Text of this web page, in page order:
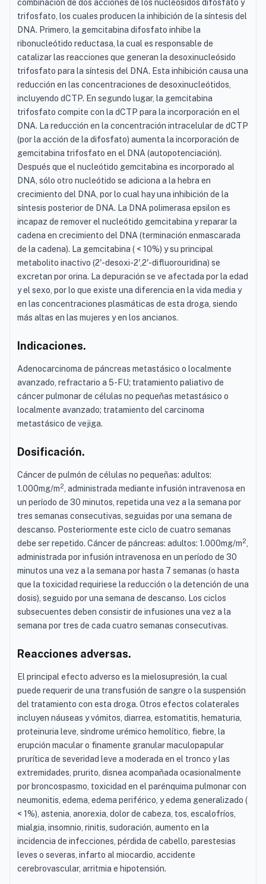
combinación de dos acciones de los nucleósidos difosfato y
trifosfato, los cuales producen la inhibición de la síntesis del
DNA. Primero, la gemcitabina difosfato inhibe la
ribonucleótido reductasa, la cual es responsable de
catalizar las reacciones que generan la desoxinucleósido
trifosfato para la síntesis del DNA. Esta inhibición causa una
reducción en las concentraciones de desoxinucleótidos,
incluyendo dCTP. En segundo lugar, la gemcitabina
trifosfato compite con la dCTP para la incorporación en el
DNA. La reducción en la concentración intracelular de dCTP
(por la acción de la difosfato) aumenta la incorporación de
gemcitabina trifosfato en el DNA (autopotenciación).
Después que el nucleótido gemcitabina es incorporado al
DNA, sólo otro nucleótido se adiciona a la hebra en
crecimiento del DNA, por lo cual hay una inhibición de la
síntesis posterior de DNA. La DNA polimerasa epsilon es
incapaz de remover el nucleótido gemcitabina y reparar la
cadena en crecimiento del DNA (terminación enmascarada
de la cadena). La gemcitabina ( < 10%) y su principal
metabolito inactivo (2'-desoxi-2',2'-difluorouridina) se
excretan por orina. La depuración se ve afectada por la edad
y el sexo, por lo que existe una diferencia en la vida media y
en las concentraciones plasmáticas de esta droga, siendo
más altas en las mujeres y en los ancianos.
Indicaciones.
Adenocarcinoma de páncreas metastásico o localmente
avanzado, refractario a 5-FU; tratamiento paliativo de
cáncer pulmonar de células no pequeñas metastásico o
localmente avanzado; tratamiento del carcinoma
metastásico de vejiga.
Dosificación.
Cáncer de pulmón de células no pequeñas: adultos:
1.000mg/m2 , administrada mediante infusión intravenosa en
un período de 30 minutos, repetida una vez a la semana por
tres semanas consecutivas, seguidas por una semana de
descanso. Posteriormente este ciclo de cuatro semanas
debe ser repetido. Cáncer de páncreas: adultos: 1.000mg/m2
administrada por infusión intravenosa en un período de 30
minutos una vez a la semana por hasta 7 semanas (o hasta
que la toxicidad requiriese la reducción o la detención de una
dosis), seguido por una semana de descanso. Los ciclos
subsecuentes deben consistir de infusiones una vez a la
semana por tres de cada cuatro semanas consecutivas.
Reacciones adversas.
El principal efecto adverso es la mielosupresión, la cual
puede requerir de una transfusión de sangre o la suspensión
del tratamiento con esta droga. Otros efectos colaterales
incluyen náuseas y vómitos, diarrea, estomatitis, hematuria,
proteinuria leve, síndrome urémico hemolítico, fiebre, la
erupción macular o finamente granular maculopapular
prurítica de severidad leve a moderada en el tronco y las
extremidades, prurito, disnea acompañada ocasionalmente
por broncospasmo, toxicidad en el parénquima pulmonar con
neumonitis, edema, edema periférico, y edema generalizado (
< 1%), astenia, anorexia, dolor de cabeza, tos, escalofríos,
mialgia, insomnio, rinitis, sudoración, aumento en la
incidencia de infecciones, pérdida de cabello, parestesias
leves o severas, infarto al miocardio, accidente
cerebrovascular, arritmia e hipotensión.